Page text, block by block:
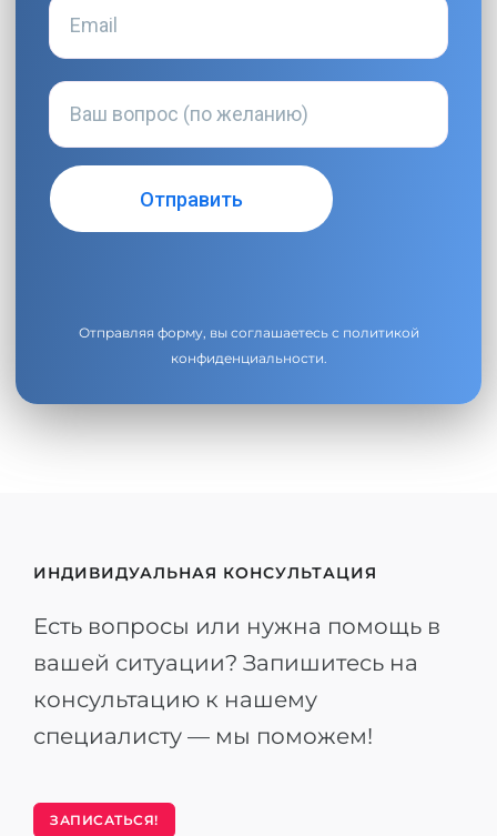
Отправляя форму, вы соглашаетесь с политикой
конфиденциальности.
ИНДИВИДУАЛЬНАЯ КОНСУЛЬТАЦИЯ
Есть вопросы или нужна помощь в
вашей ситуации? Запишитесь на
консультацию к нашему
специалисту — мы поможем!
ЗАПИСАТЬСЯ!